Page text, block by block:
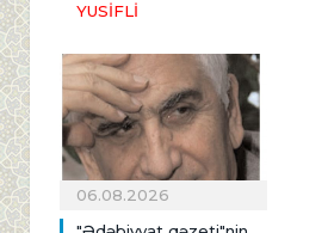
YUSİFLİ
06.08.2026